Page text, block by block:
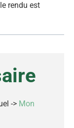
rendu est
-> Mon